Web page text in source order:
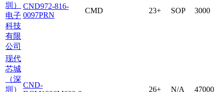
圳）
电子
科技
有限
公司
CND972-816-
0097PRN
CMD 23+ SOP 3000
现代
芯城
（深
圳）
CND-
26+ N/A 47000